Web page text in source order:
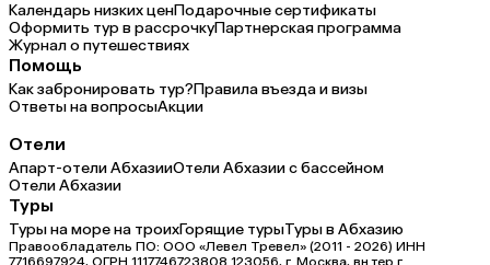
Календарь низких ценПодарочные сертификаты
Оформить тур в рассрочкуПартнерская программа
Журнал о путешествиях
Помощь
Как забронировать тур?Правила въезда и визы
Ответы на вопросыАкции
Отели
Апарт-отели АбхазииОтели Абхазии с бассейном
Отели Абхазии
Туры
Туры на море на троихГорящие турыТуры в Абхазию
Правообладатель ПО: ООО «Левел Тревел» (2011 - 2026) ИНН